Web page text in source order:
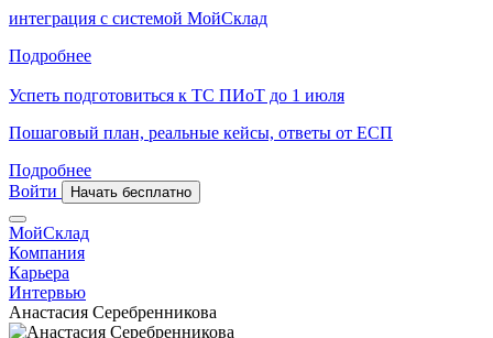
интеграция с системой МойСклад
Подробнее
Успеть подготовиться к ТС ПИоТ до 1 июля
Пошаговый план, реальные кейсы, ответы от ЕСП
Подробнее
Войти
Начать бесплатно
МойСклад
Компания
Карьера
Интервью
Анастасия Серебренникова